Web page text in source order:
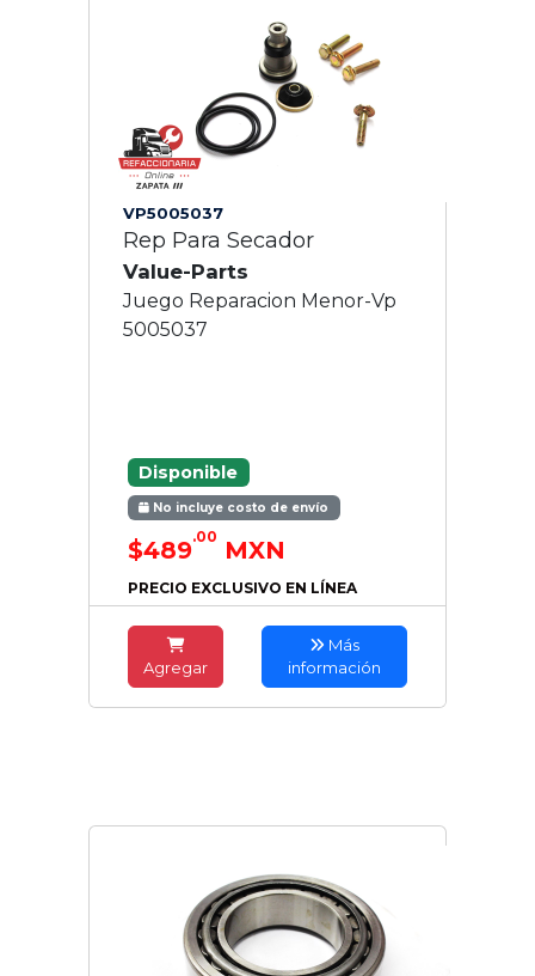
VP5005037
Rep Para Secador
Value-Parts
Juego Reparacion Menor-Vp
5005037
Disponible
No incluye costo de envío
$489.00 MXN
PRECIO EXCLUSIVO EN LÍNEA
Agregar
Más
información